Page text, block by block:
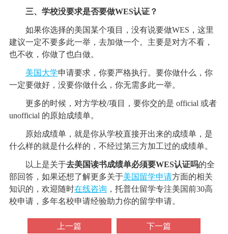
三、学校没要求是否要做WES认证？
如果你选择的美国某个项目，没有说要做WES，这里
建议一定不要多此一举，去加做一个。主要是对方不看，
也不收，你做了也白做。
美国大学申请要求，你要严格执行。要你做什么，你
一定要做好，没要你做什么，你无需多此一举。
更多的时候，对方学校/项目，要你交的是 official 或者
unofficial 的原始成绩单。
原始成绩单，就是你从学校直接开出来的成绩单，是
什么样的就是什么样的，不经过第三方加工过的成绩单。
以上是关于去美国读书成绩单必须要WES认证吗的全
部回答，如果还想了解更多关于美国留学申请方面的相关
知识的，欢迎随时在线咨询 ，托普仕留学专注美国前30高
校申请，多年名校申请经验助力你的留学申请。
上一篇 下一篇